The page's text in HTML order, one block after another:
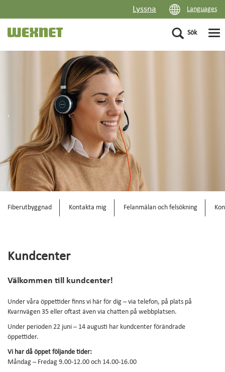
Lyssna Languages
Sök
FÖRETAG
FLERBOSTADSHUS
OM WEXNET
KUNDCENTER
DRIFTINFORMATION
Se om du kan få fiber
‘
Fiberutbyggnad Kontakta mig Felanmälan och felsökning
Kundcenter
Välkommen till kundcenter!
Under våra öppettider finns vi här för dig – via telefon, på plats på
Kvarnvägen 35 eller oftast även via chatten på webbplatsen.
Under perioden 22 juni – 14 augusti har kundcenter förändrade
öppettider.
Vi har då öppet följande tider:
Måndag – Fredag 9.00-12.00 och 14.00-16.00